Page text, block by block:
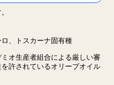
、トスカーナ固有種
オ生産者組合による厳しい審
許されているオリーブオイル